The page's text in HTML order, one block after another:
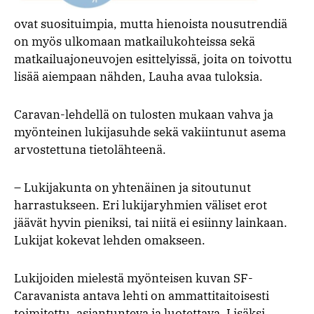
ovat suosituimpia, mutta hienoista nousutrendiä
on myös ulkomaan matkailukohteissa sekä
matkailuajoneuvojen esittelyissä, joita on toivottu
lisää aiempaan nähden, Lauha avaa tuloksia.
Caravan-lehdellä on tulosten mukaan vahva ja
myönteinen lukijasuhde sekä vakiintunut asema
arvostettuna tietolähteenä.
– Lukijakunta on yhtenäinen ja sitoutunut
harrastukseen. Eri lukijaryhmien väliset erot
jäävät hyvin pieniksi, tai niitä ei esiinny lainkaan.
Lukijat kokevat lehden omakseen.
Lukijoiden mielestä myönteisen kuvan SF-
Caravanista antava lehti on ammattitaitoisesti